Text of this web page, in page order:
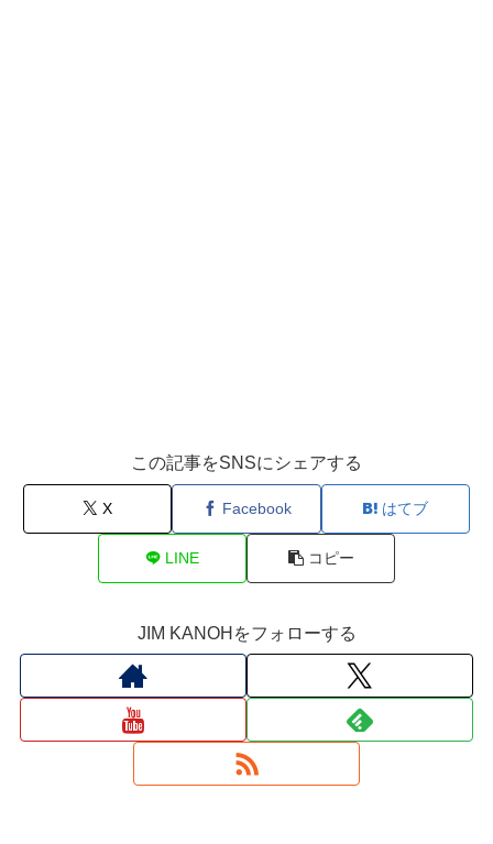
この記事をSNSにシェアする
X Facebook はてブ
LINE コピー
JIM KANOHをフォローする